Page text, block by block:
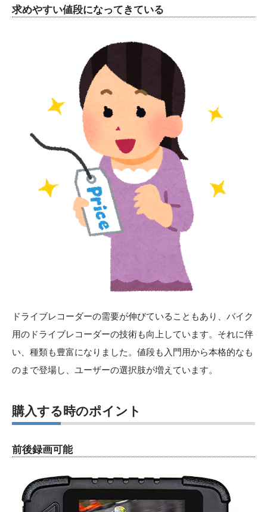
求めやすい値段になってきている
ドライブレコーダーの需要が伸びていることもあり、バイク
用のドライブレコーダーの技術も向上しています。それに伴
い、種類も豊富になりました。値段も入門用から本格的なも
のまで登場し、ユーザーの選択肢が増えています。
購入する時のポイント
前後録画可能